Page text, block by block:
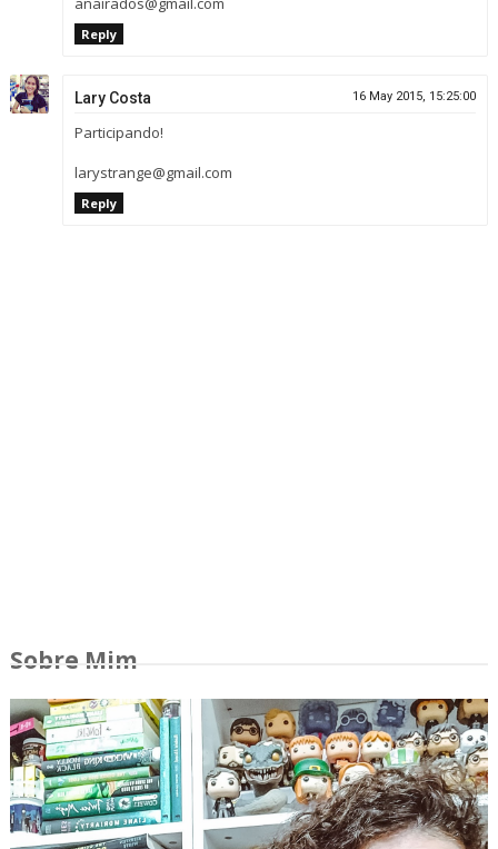
Reply
Lary Costa 16 May 2015, 15:25:00
Participando!
larystrange@gmail.com
Reply
Sobre Mim